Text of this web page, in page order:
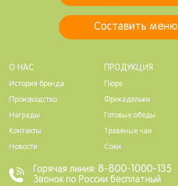
Составить меню
О НАС
История бренда
Производство
Награды
Контакты
Новости
ПРОДУКЦИЯ
Пюре
Фрикадельки
Готовые обеды
Травяные чаи
Соки
Горячая линия: 8-800-1000-135
Звонок по России бесплатный